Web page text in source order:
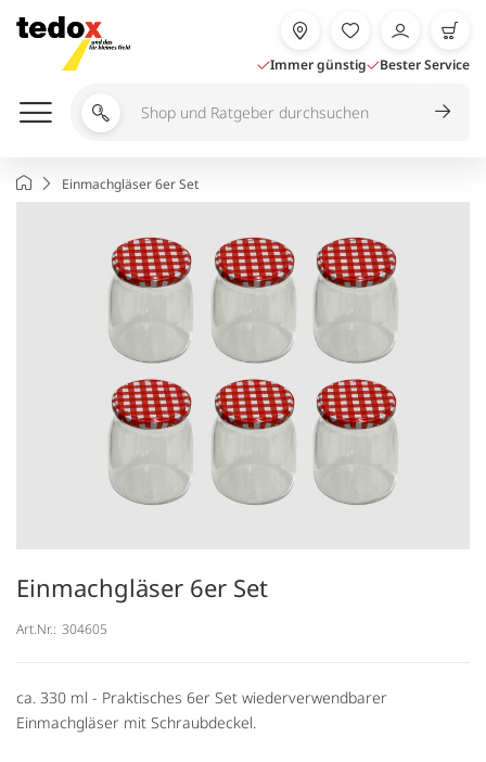
Inhalt
springen
Immer günstig Bester Service
Shop
durchsuchen
StartseiteEinmachgläser 6er Set
Einmachgläser 6er Set
Art.Nr.: 304605
ca. 330 ml - Praktisches 6er Set wiederverwendbarer
Einmachgläser mit Schraubdeckel.